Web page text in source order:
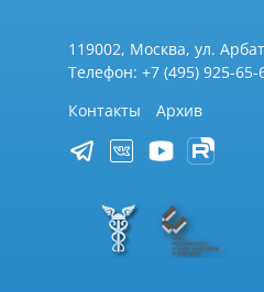
119002, Москва, ул.
Телефон: +7 (495) 925-65-
Контакты
Архив